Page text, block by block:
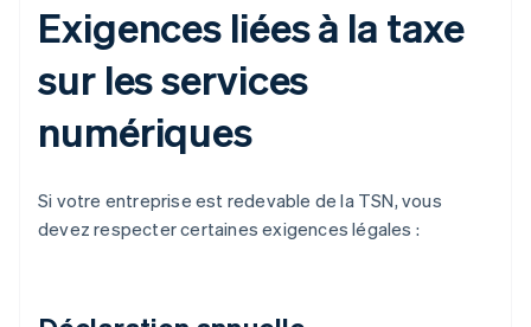
Exigences liées à la taxe
sur les services
numériques
Si votre entreprise est redevable de la TSN, vous
devez respecter certaines exigences légales :